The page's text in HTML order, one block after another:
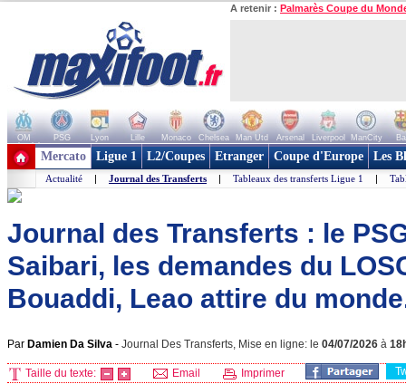
A retenir : Palmarès Coupe du
OM PSG Lyon Lille Monaco Chelsea Man Utd Arsenal Liverpool ManCity
+ de clubs
Mercato Ligue 1 L2/Coupes Etranger Coupe d'Europe Les
Actualité | Journal des Transferts | Tableaux des transferts Ligue 1 |
Journal des Transferts : le
Saibari, les demandes du
Bouaddi, Leao attire du
Par Damien Da Silva - Journal Des Transferts, Mise en ligne: le 04/07/2026 à
Taille du texte: Email Imprimer